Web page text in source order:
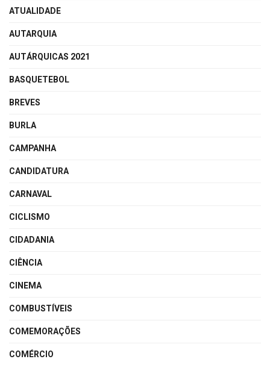
ATUALIDADE
AUTARQUIA
AUTÁRQUICAS 2021
BASQUETEBOL
BREVES
BURLA
CAMPANHA
CANDIDATURA
CARNAVAL
CICLISMO
CIDADANIA
CIÊNCIA
CINEMA
COMBUSTÍVEIS
COMEMORAÇÕES
COMÉRCIO